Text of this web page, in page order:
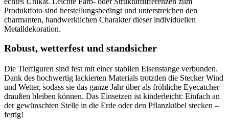
Produktfoto sind herstellungsbedingt und unterstreichen den
charmanten, handwerklichen Charakter dieser individuellen
Metalldekoration.
Robust, wetterfest und standsicher
Die Tierfiguren sind fest mit einer stabilen Eisenstange verbunden.
Dank des hochwertig lackierten Materials trotzden die Stecker Wind
und Wetter, sodass sie das ganze Jahr über als fröhliche Eyecatcher
draußen bleiben können. Das Einsetzen ist kinderleicht: Einfach an
der gewünschten Stelle in die Erde oder den Pflanzkübel stecken –
fertig!